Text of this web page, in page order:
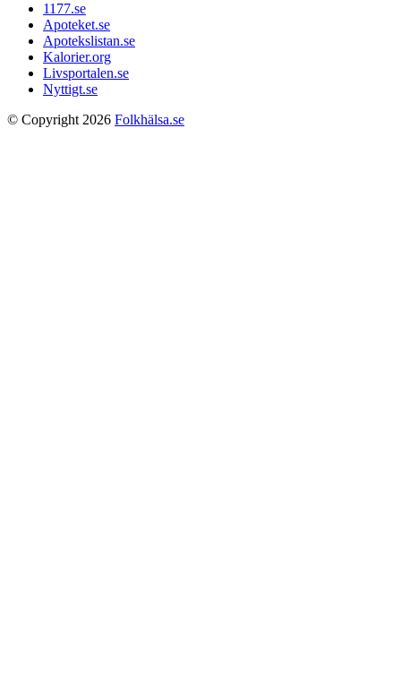
1177.se
Apoteket.se
Apotekslistan.se
Kalorier.org
Livsportalen.se
Nyttigt.se
© Copyright 2026 Folkhälsa.se